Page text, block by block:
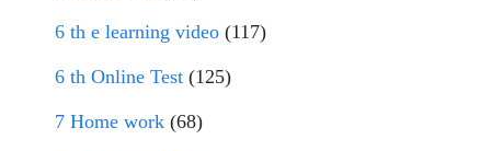
6 th e learning video (117)
6 th Online Test (125)
7 Home work (68)